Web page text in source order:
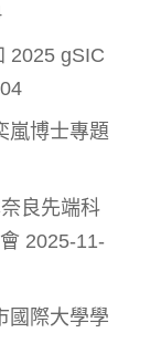
2025 gSIC
嵐博士專題
良先端科
2025-11-
國際大學學